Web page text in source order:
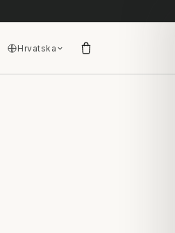
Hrvatska